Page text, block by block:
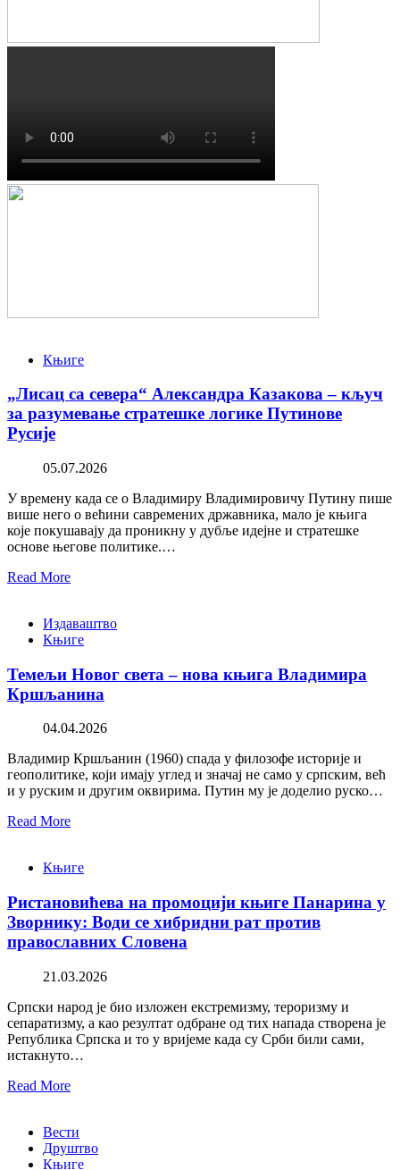
Књиге
„Лисац са севера“ Александра Казакова – кључ
за разумевање стратешке логике Путинове
Русије
05.07.2026
У времену када се о Владимиру Владимировичу Путину пише
више него о већини савремених државника, мало је књига
које покушавају да проникну у дубље идејне и стратешке
основе његове политике.…
Read More
Издаваштво
Књиге
Темељи Новог света – нова књига Владимира
Кршљанина
04.04.2026
Владимир Кршљанин (1960) спада у филозофе историје и
геополитике, који имају углед и значај не само у српским, већ
и у руским и другим оквирима. Путин му је доделио руско…
Read More
Књиге
Ристановићева на промоцији књиге Панарина у
Зворнику: Води се хибридни рат против
православних Словена
21.03.2026
Српски народ је био изложен екстремизму, тероризму и
сепаратизму, а као резултат одбране од тих напада створена је
Република Српска и то у вријеме када су Срби били сами,
истакнуто…
Read More
Вести
Друштво
Књиге